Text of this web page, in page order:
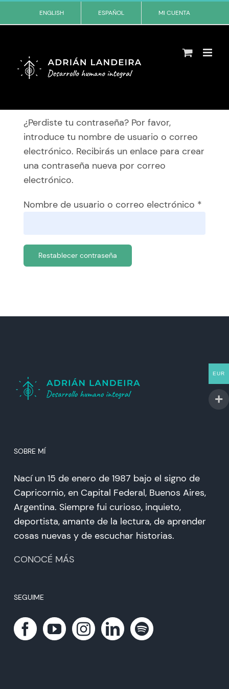
to
ENGLISH ESPAÑOL MI CUENTA
¿Perdiste tu contraseña? Por favor,
introduce tu nombre de usuario o correo
electrónico. Recibirás un enlace para crear
una contraseña nueva por correo
electrónico.
Nombre de usuario o correo electrónico *
Restablecer contraseña
SOBRE MÍ
Nací un 15 de enero de 1987 bajo el signo de
Capricornio, en Capital Federal, Buenos Aires,
Argentina. Siempre fui curioso, inquieto,
deportista, amante de la lectura, de aprender
cosas nuevas y de escuchar historias.
CONOCÉ MÁS
SEGUIME
EUR